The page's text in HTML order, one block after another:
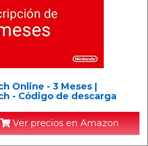
Online - 3 Meses |
- Código de descarga
Ver precios en Amazon